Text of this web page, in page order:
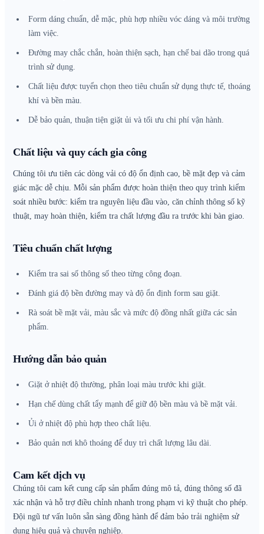
Form dáng chuẩn, dễ mặc, phù hợp nhiều vóc dáng và môi trường
làm việc.
Đường may chắc chắn, hoàn thiện sạch, hạn chế bai dão trong quá
trình sử dụng.
Chất liệu được tuyển chọn theo tiêu chuẩn sử dụng thực tế, thoáng
khí và bền màu.
Dễ bảo quản, thuận tiện giặt ủi và tối ưu chi phí vận hành.
Chất liệu và quy cách gia công
Chúng tôi ưu tiên các dòng vải có độ ổn định cao, bề mặt đẹp và cảm
giác mặc dễ chịu. Mỗi sản phẩm được hoàn thiện theo quy trình kiểm
soát nhiều bước: kiểm tra nguyên liệu đầu vào, căn chỉnh thông số kỹ
thuật, may hoàn thiện, kiểm tra chất lượng đầu ra trước khi bàn giao.
Tiêu chuẩn chất lượng
Kiểm tra sai số thông số theo từng công đoạn.
Đánh giá độ bền đường may và độ ổn định form sau giặt.
Rà soát bề mặt vải, màu sắc và mức độ đồng nhất giữa các sản
phẩm.
Hướng dẫn bảo quản
Giặt ở nhiệt độ thường, phân loại màu trước khi giặt.
Hạn chế dùng chất tẩy mạnh để giữ độ bền màu và bề mặt vải.
Ủi ở nhiệt độ phù hợp theo chất liệu.
Bảo quản nơi khô thoáng để duy trì chất lượng lâu dài.
Cam kết dịch vụ
Chúng tôi cam kết cung cấp sản phẩm đúng mô tả, đúng thông số đã
xác nhận và hỗ trợ điều chỉnh nhanh trong phạm vi kỹ thuật cho phép.
Đội ngũ tư vấn luôn sẵn sàng đồng hành để đảm bảo trải nghiệm sử
dụng hiệu quả và chuyên nghiệp.